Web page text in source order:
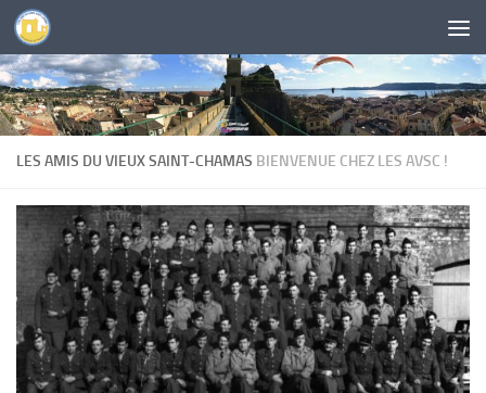
Skip to content
LES AMIS DU VIEUX SAINT-CHAMAS BIENVENUE CHEZ LES AVSC !